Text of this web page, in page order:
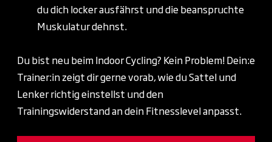
du dich locker ausfährst und die beanspruchte
Muskulatur dehnst.
Du bist neu beim Indoor Cycling? Kein Problem! Dein:e
Trainer:in zeigt dir gerne vorab, wie du Sattel und
Lenker richtig einstellst und den
Trainingswiderstand an dein Fitnesslevel anpasst.